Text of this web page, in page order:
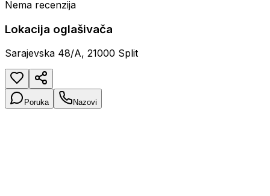
Nema recenzija
Lokacija oglašivača
Sarajevska 48/A, 21000 Split
Poruka Nazovi